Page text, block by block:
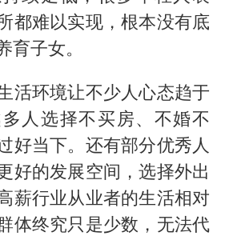
都难以实现，根本没有底
子女。
活环境让不少人心态趋于
人选择不买房、不婚不
好当下。还有部分优秀人
好的发展空间，选择外出
薪行业从业者的生活相对
体终究只是少数，无法代